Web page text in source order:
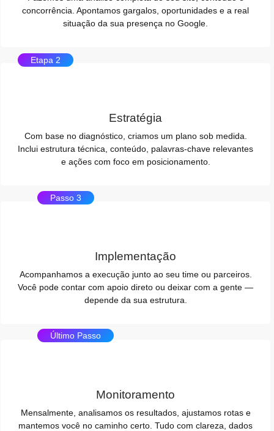
concorrência. Apontamos gargalos, oportunidades e a real
situação da sua presença no Google.
Etapa 2
Estratégia
Com base no diagnóstico, criamos um plano sob medida.
Inclui estrutura técnica, conteúdo, palavras-chave relevantes
e ações com foco em posicionamento.
Passo 3
Implementação
Acompanhamos a execução junto ao seu time ou parceiros.
Você pode contar com apoio direto ou deixar com a gente —
depende da sua estrutura.
Último Passo
Monitoramento
Mensalmente, analisamos os resultados, ajustamos rotas e
mantemos você no caminho certo. Tudo com clareza, dados